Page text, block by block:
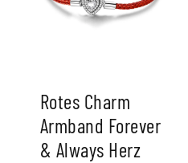
Rotes Charm
Armband Forever
& Always Herz